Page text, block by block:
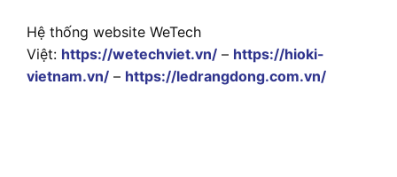
Hệ thống website WeTech
Việt: https://wetechviet.vn/ – https://hioki-
vietnam.vn/ – https://ledrangdong.com.vn/